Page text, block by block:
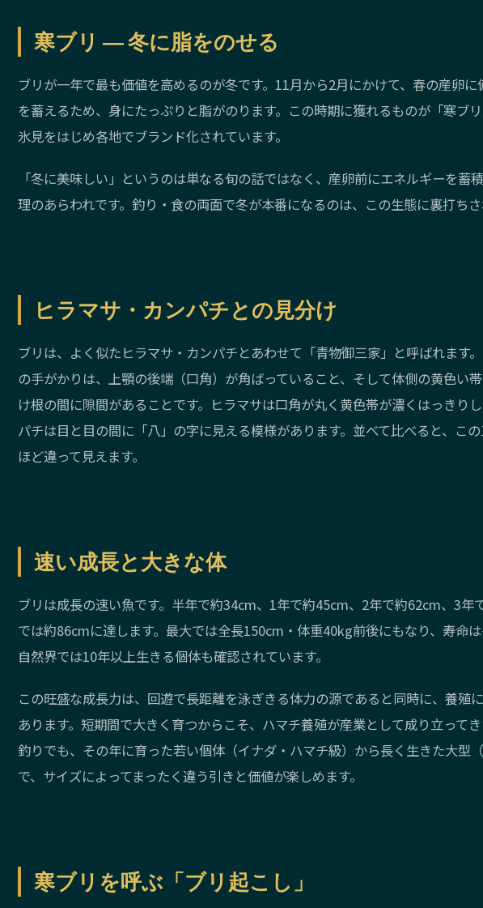
寒ブリ ― 冬に脂をのせる
ブリが一年で最も価値を高めるのが冬です。11月から2月にかけて、春の産卵に
を蓄えるため、身にたっぷりと脂がのります。この時期に獲れるものが「寒ブ
氷見をはじめ各地でブランド化されています。
「冬に美味しい」というのは単なる旬の話ではなく、産卵前にエネルギーを蓄
理のあらわれです。釣り・食の両面で冬が本番になるのは、この生態に裏打ちさ
ヒラマサ・カンパチとの見分け
ブリは、よく似たヒラマサ・カンパチとあわせて「青物御三家」と呼ばれます
の手がかりは、上顎の後端（口角）が角ばっていること、そして体側の黄色い
け根の間に隙間があることです。ヒラマサは口角が丸く黄色帯が濃くはっきり
パチは目と目の間に「八」の字に見える模様があります。並べて比べると、こ
ほど違って見えます。
速い成長と大きな体
ブリは成長の速い魚です。半年で約34cm、1年で約45cm、2年で約62cm、3年
では約86cmに達します。最大では全長150cm・体重40kg前後にもなり、寿命は
自然界では10年以上生きる個体も確認されています。
この旺盛な成長力は、回遊で長距離を泳ぎきる体力の源であると同時に、養殖
あります。短期間で大きく育つからこそ、ハマチ養殖が産業として成り立ってき
釣りでも、その年に育った若い個体（イナダ・ハマチ級）から長く生きた大型
で、サイズによってまったく違う引きと価値が楽しめます。
寒ブリを呼ぶ「ブリ起こし」